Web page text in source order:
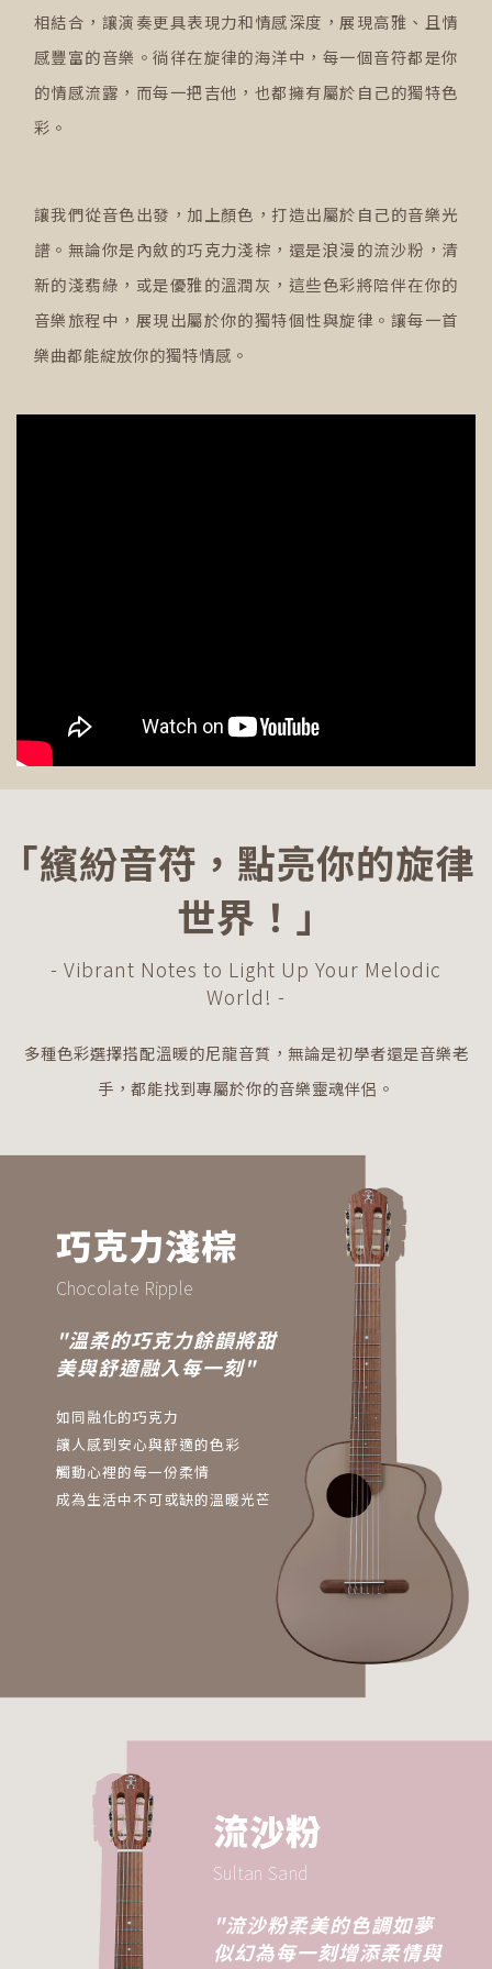
相結合，讓演奏更具表現力和情感深度，展現高雅、且情
感豐富的音樂。徜徉在旋律的海洋中，每一個音符都是你
的情感流露，而每一把吉他，也都擁有屬於自己的獨特色
彩。
讓我們從音色出發，加上顏色，打造出屬於自己的音樂光
譜。無論你是內斂的巧克力淺棕，還是浪漫的流沙粉，清
新的淺翡綠，或是優雅的溫潤灰，這些色彩將陪伴在你的
音樂旅程中，展現出屬於你的獨特個性與旋律。讓每一首
樂曲都能綻放你的獨特情感。
｢繽紛音符，點亮你的旋律
世界！｣
- Vibrant Notes to Light Up Your Melodic
World! -
多種色彩選擇搭配溫暖的尼龍音質，無論是初學者還是音樂老
手，都能找到專屬於你的音樂靈魂伴侶。
巧克力淺棕
Chocolate Ripple
"溫柔的巧克力餘韻將甜
美與舒適融入每一刻"
如同融化的巧克力
讓人感到安心與舒適的色彩
觸動心裡的每一份柔情
成為生活中不可或缺的溫暖光芒
流沙粉
Sultan Sand
"流沙粉柔美的色調如夢
似幻為每一刻增添柔情與